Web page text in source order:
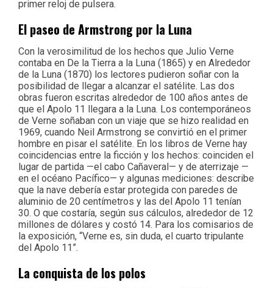
primer reloj de pulsera.
El paseo de Armstrong por la Luna
Con la verosimilitud de los hechos que Julio Verne
contaba en De la Tierra a la Luna (1865) y en Alrededor
de la Luna (1870) los lectores pudieron soñar con la
posibilidad de llegar a alcanzar el satélite. Las dos
obras fueron escritas alrededor de 100 años antes de
que el Apolo 11 llegara a la Luna. Los contemporáneos
de Verne soñaban con un viaje que se hizo realidad en
1969, cuando Neil Armstrong se convirtió en el primer
hombre en pisar el satélite. En los libros de Verne hay
coincidencias entre la ficción y los hechos: coinciden el
lugar de partida —el cabo Cañaveral— y de aterrizaje —
en el océano Pacífico— y algunas mediciones: describe
que la nave debería estar protegida con paredes de
aluminio de 20 centímetros y las del Apolo 11 tenían
30. O que costaría, según sus cálculos, alrededor de 12
millones de dólares y costó 14. Para los comisarios de
la exposición, “Verne es, sin duda, el cuarto tripulante
del Apolo 11”.
La conquista de los polos